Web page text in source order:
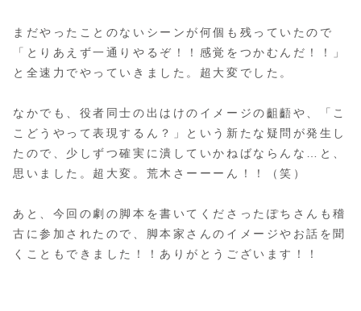
まだやったことのないシーンが何個も残っていたので
「とりあえず一通りやるぞ！！感覚をつかむんだ！！」
と全速力でやっていきました。超大変でした。
なかでも、役者同士の出はけのイメージの齟齬や、「こ
こどうやって表現するん？」という新たな疑問が発生し
たので、少しずつ確実に潰していかねばならんな…と、
思いました。超大変。荒木さーーーん！！（笑）
あと、今回の劇の脚本を書いてくださったぽちさんも稽
古に参加されたので、脚本家さんのイメージやお話を聞
くこともできました！！ありがとうございます！！